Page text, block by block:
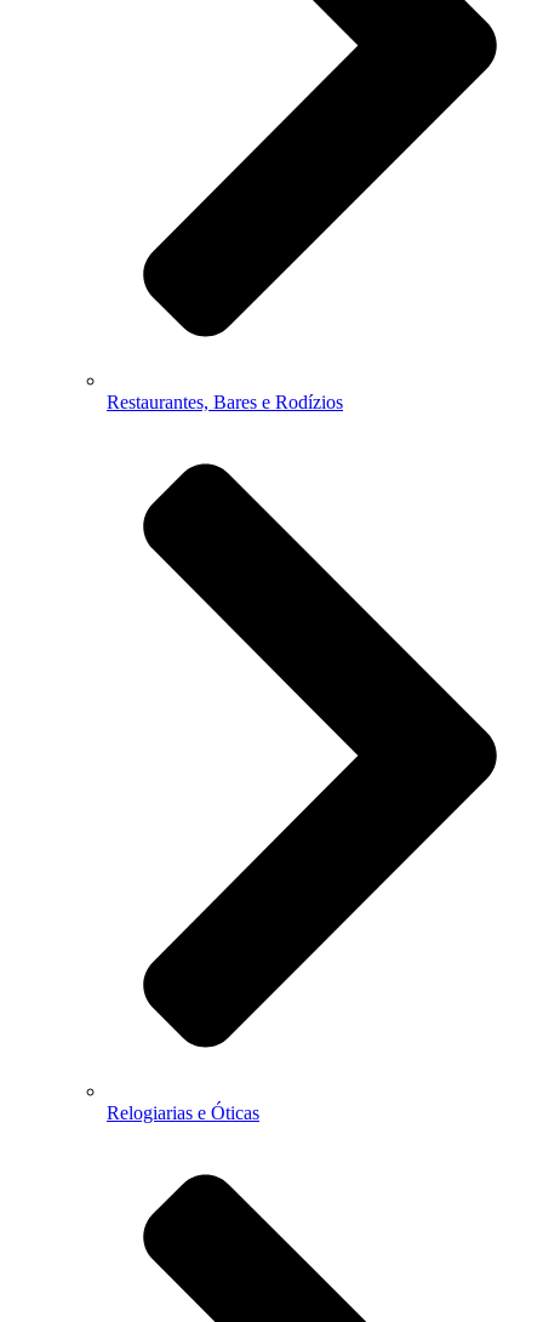
Restaurantes, Bares e Rodízios
Relogiarias e Óticas